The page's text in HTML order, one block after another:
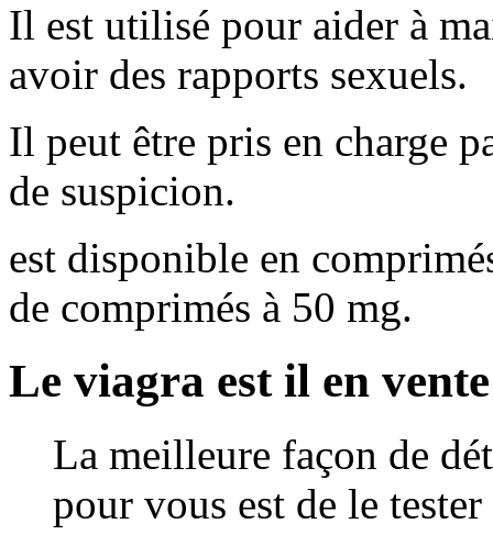
Il est utilisé pour aider à
avoir des rapports sexuels.
Il peut être pris en charge
de suspicion.
est disponible en
de comprimés à 50 mg.
Le viagra est il en
La meilleure façon de
pour vous est de le